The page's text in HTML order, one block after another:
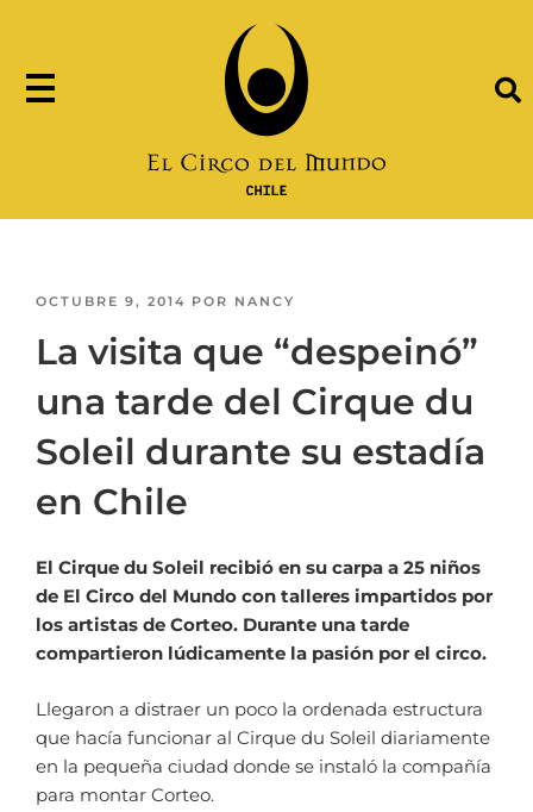
OCTUBRE 9, 2014 POR NANCY
La visita que “despeinó”
una tarde del Cirque du
Soleil durante su estadía
en Chile
El Cirque du Soleil recibió en su carpa a 25 niños
de El Circo del Mundo con talleres impartidos por
los artistas de Corteo. Durante una tarde
compartieron lúdicamente la pasión por el circo.
Llegaron a distraer un poco la ordenada estructura
que hacía funcionar al Cirque du Soleil diariamente
en la pequeña ciudad donde se instaló la compañía
para montar Corteo.